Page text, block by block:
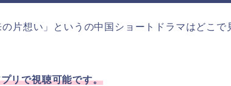
の片想い」というの中国ショートドラマはどこで
リで視聴可能です。